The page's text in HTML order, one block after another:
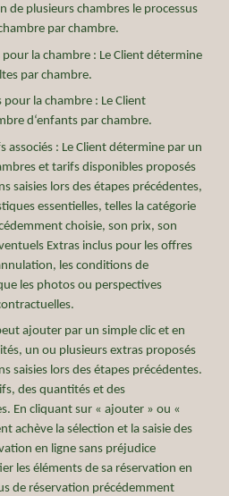
de plusieurs chambres le processus
par chambre.
la chambre : Le Client détermine
par chambre.
la chambre : Le Client
d‘enfants par chambre.
associés : Le Client détermine par un
et tarifs disponibles proposés
saisies lors des étapes précédentes,
essentielles, telles la catégorie
choisie, son prix, son
Extras inclus pour les offres
les conditions de
les photos ou perspectives
ajouter par un simple clic et en
un ou plusieurs extras proposés
saisies lors des étapes précédentes.
des quantités et des
En cliquant sur « ajouter » ou «
achève la sélection et la saisie des
en ligne sans préjudice
les éléments de sa réservation en
de réservation précédemment